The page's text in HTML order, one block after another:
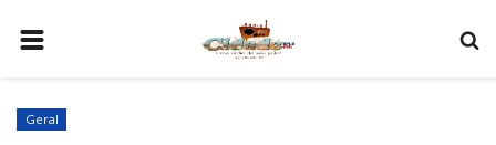
COMO SER PARCEIRO
Geral